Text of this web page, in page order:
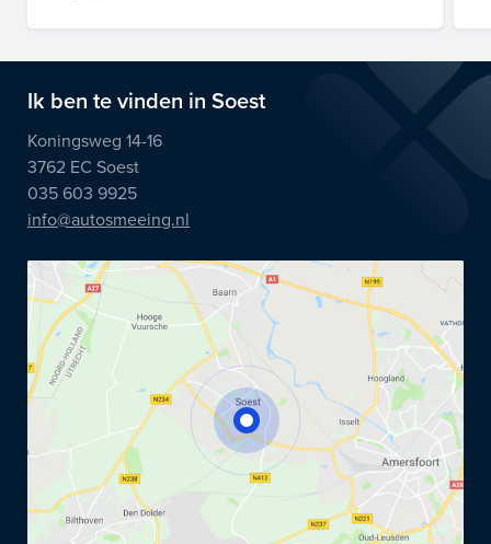
Ik ben te vinden in Soest
Koningsweg 14-16
3762 EC Soest
035 603 9925
info@autosmeeing.nl